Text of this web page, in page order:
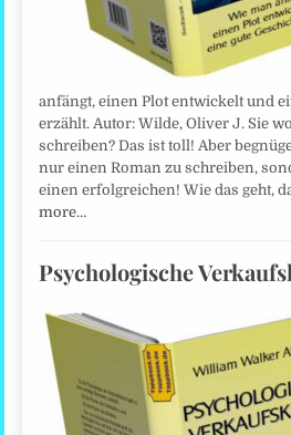
anfängt, einen Plot entwickelt und
erzählt. Autor: Wilde, Oliver J. Sie
schreiben? Das ist toll! Aber
nur einen Roman zu schreiben,
einen erfolgreichen! Wie das geht,
more…
Psychologische